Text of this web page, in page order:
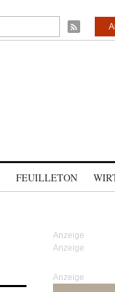
FEUILLETON
Anzeige